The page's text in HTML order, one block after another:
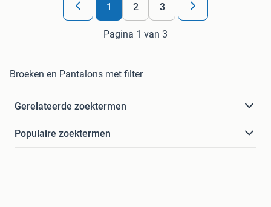
1 2 3
Pagina 1 van 3
Broeken en Pantalons met filter
Gerelateerde zoektermen
Populaire zoektermen